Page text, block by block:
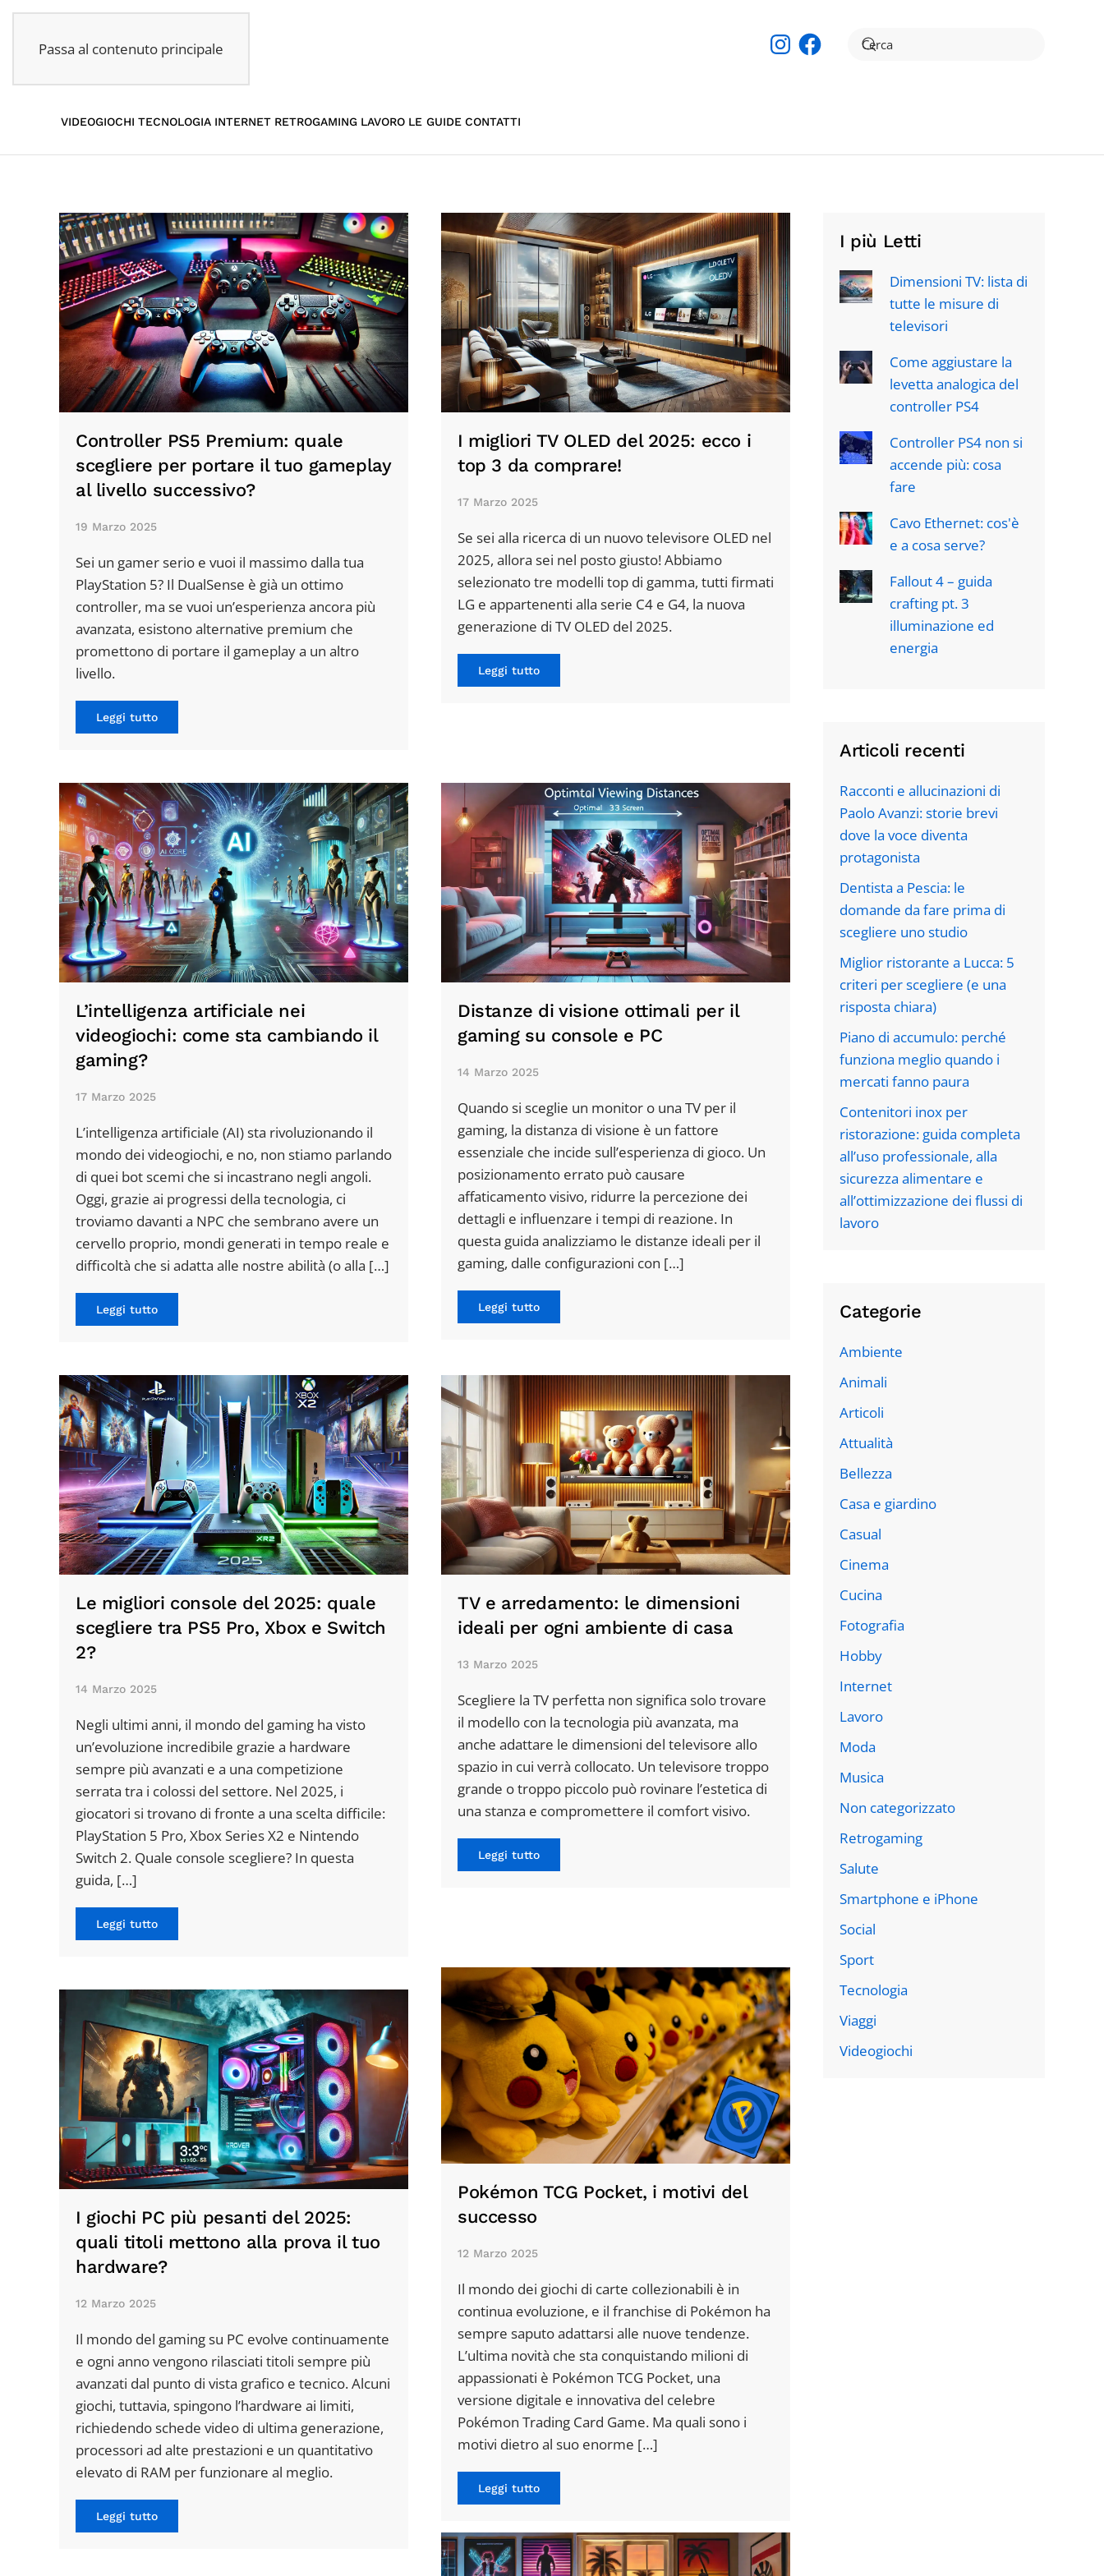
Passa al contenuto principale
InstagramFacebook
VIDEOGIOCHI TECNOLOGIA INTERNET RETROGAMING LAVORO LE GUIDE CONTATTI
Controller PS5 Premium: quale
scegliere per portare il tuo gameplay
al livello successivo?
19 Marzo 2025
Sei un gamer serio e vuoi il massimo dalla tua
PlayStation 5? Il DualSense è già un ottimo
controller, ma se vuoi un’esperienza ancora più
avanzata, esistono alternative premium che
promettono di portare il gameplay a un altro
livello.
Leggi tutto
I migliori TV OLED del 2025: ecco i
top 3 da comprare!
17 Marzo 2025
Se sei alla ricerca di un nuovo televisore OLED nel
2025, allora sei nel posto giusto! Abbiamo
selezionato tre modelli top di gamma, tutti firmati
LG e appartenenti alla serie C4 e G4, la nuova
generazione di TV OLED del 2025.
Leggi tutto
L’intelligenza artificiale nei
videogiochi: come sta cambiando il
gaming?
17 Marzo 2025
L’intelligenza artificiale (AI) sta rivoluzionando il
mondo dei videogiochi, e no, non stiamo parlando
di quei bot scemi che si incastrano negli angoli.
Oggi, grazie ai progressi della tecnologia, ci
troviamo davanti a NPC che sembrano avere un
cervello proprio, mondi generati in tempo reale e
difficoltà che si adatta alle nostre abilità (o alla […]
Leggi tutto
Distanze di visione ottimali per il
gaming su console e PC
14 Marzo 2025
Quando si sceglie un monitor o una TV per il
gaming, la distanza di visione è un fattore
essenziale che incide sull’esperienza di gioco. Un
posizionamento errato può causare
affaticamento visivo, ridurre la percezione dei
dettagli e influenzare i tempi di reazione. In
questa guida analizziamo le distanze ideali per il
gaming, dalle configurazioni con […]
Leggi tutto
Le migliori console del 2025: quale
scegliere tra PS5 Pro, Xbox e Switch
2?
14 Marzo 2025
Negli ultimi anni, il mondo del gaming ha visto
un’evoluzione incredibile grazie a hardware
sempre più avanzati e a una competizione
serrata tra i colossi del settore. Nel 2025, i
giocatori si trovano di fronte a una scelta difficile:
PlayStation 5 Pro, Xbox Series X2 e Nintendo
Switch 2. Quale console scegliere? In questa
guida, […]
Leggi tutto
TV e arredamento: le dimensioni
ideali per ogni ambiente di casa
13 Marzo 2025
Scegliere la TV perfetta non significa solo trovare
il modello con la tecnologia più avanzata, ma
anche adattare le dimensioni del televisore allo
spazio in cui verrà collocato. Un televisore troppo
grande o troppo piccolo può rovinare l’estetica di
una stanza e compromettere il comfort visivo.
Leggi tutto
Pokémon TCG Pocket, i motivi del
successo
12 Marzo 2025
Il mondo dei giochi di carte collezionabili è in
continua evoluzione, e il franchise di Pokémon ha
sempre saputo adattarsi alle nuove tendenze.
L’ultima novità che sta conquistando milioni di
appassionati è Pokémon TCG Pocket, una
versione digitale e innovativa del celebre
Pokémon Trading Card Game. Ma quali sono i
motivi dietro al suo enorme […]
Leggi tutto
I giochi PC più pesanti del 2025:
quali titoli mettono alla prova il tuo
hardware?
12 Marzo 2025
Il mondo del gaming su PC evolve continuamente
e ogni anno vengono rilasciati titoli sempre più
avanzati dal punto di vista grafico e tecnico. Alcuni
giochi, tuttavia, spingono l’hardware ai limiti,
richiedendo schede video di ultima generazione,
processori ad alte prestazioni e un quantitativo
elevato di RAM per funzionare al meglio.
Leggi tutto
I più Letti
Dimensioni TV: lista di
tutte le misure di
televisori
Come aggiustare la
levetta analogica del
controller PS4
Controller PS4 non si
accende più: cosa
fare
Cavo Ethernet: cos'è
e a cosa serve?
Fallout 4 – guida
crafting pt. 3
illuminazione ed
energia
Articoli recenti
Racconti e allucinazioni di
Paolo Avanzi: storie brevi
dove la voce diventa
protagonista
Dentista a Pescia: le
domande da fare prima di
scegliere uno studio
Miglior ristorante a Lucca: 5
criteri per scegliere (e una
risposta chiara)
Piano di accumulo: perché
funziona meglio quando i
mercati fanno paura
Contenitori inox per
ristorazione: guida completa
all’uso professionale, alla
sicurezza alimentare e
all’ottimizzazione dei flussi di
lavoro
Categorie
Ambiente
Animali
Articoli
Attualità
Bellezza
Casa e giardino
Casual
Cinema
Cucina
Fotografia
Hobby
Internet
Lavoro
Moda
Musica
Non categorizzato
Retrogaming
Salute
Smartphone e iPhone
Social
Sport
Tecnologia
Viaggi
Videogiochi